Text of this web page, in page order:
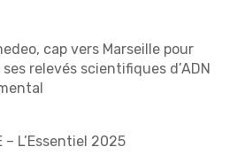
cap vers Marseille pour
relevés scientifiques d’ADN
– L’Essentiel 2025